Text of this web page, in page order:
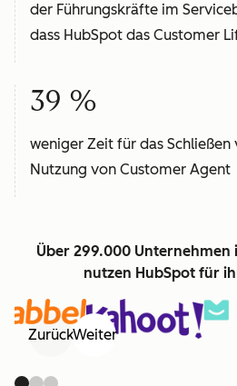
der Führungskräfte im
dass HubSpot das Customer
39 %
weniger Zeit für das
Nutzung von Customer Agent
Über 299.000 Unternehmen
nutzen HubSpot für
ZurückWeiter